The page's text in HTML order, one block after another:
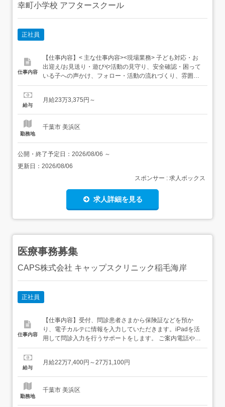
幸町小学校 アフタースクール
正社員
仕事内容
【仕事内容】< 主な仕事内容><現場業務> 子ども対応・お
出迎え/お見送り・遊びや活動の見守り、安全確認・困って
いる子への声かけ、フォロー・活動の流れづくり、雰囲気
づくり お任せするポジションにより業務内容が変わります!
境整備の最終責任)・保護者対応の中心(重要な相談・判断
給与
月給23万3,375円～
勤務地
千葉市 美浜区
公開・終了予定日： 2026/08/06 ～
更新日： 2026/08/06
スポンサー : 求人ボックス
求人詳細を見る
医療事務募集
CAPS株式会社 キャップスクリニック稲毛海岸
正社員
仕事内容
【仕事内容】受付、問診患者さまから保険証などを預か
り、電子カルテに情報を入力していただきます。iPadを活
用して問診入力を行うサポートをします。 ご案内電話や対
面で次回予約や予防接種の調整をします。医師や看護師が
接種のスケジューリングのサポートも担当していただきま
給与
月給22万7,400円～27万1,100円
勤務地
千葉市 美浜区